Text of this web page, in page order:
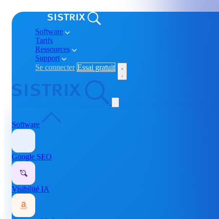
Software
Tarifs
Ressources
Support
Se connecter Essai gratuit
Software
Google SEO
Visibilité IA